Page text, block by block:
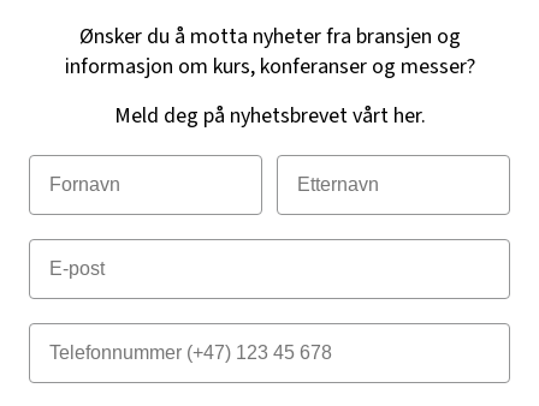
Ønsker du å motta nyheter fra bransjen og
informasjon om kurs, konferanser og messer?
Meld deg på nyhetsbrevet vårt her.